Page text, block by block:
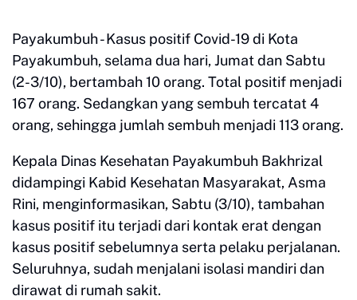
Payakumbuh - Kasus positif Covid-19 di Kota
Payakumbuh, selama dua hari, Jumat dan Sabtu
(2-3/10), bertambah 10 orang. Total positif menjadi
167 orang. Sedangkan yang sembuh tercatat 4
orang, sehingga jumlah sembuh menjadi 113 orang.
Kepala Dinas Kesehatan Payakumbuh Bakhrizal
didampingi Kabid Kesehatan Masyarakat, Asma
Rini, menginformasikan, Sabtu (3/10), tambahan
kasus positif itu terjadi dari kontak erat dengan
kasus positif sebelumnya serta pelaku perjalanan.
Seluruhnya, sudah menjalani isolasi mandiri dan
dirawat di rumah sakit.